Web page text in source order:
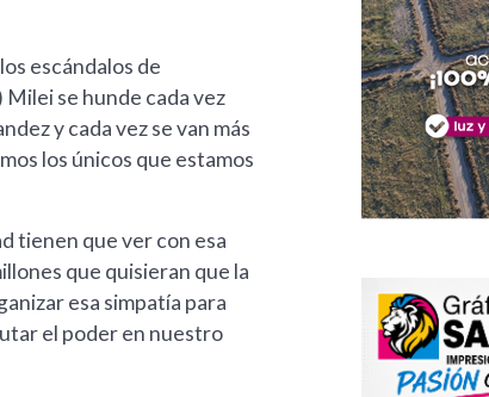
escándalos de
se hunde cada vez
y cada vez se van más
los únicos que estamos
tienen que ver con esa
que quisieran que la
esa simpatía para
el poder en nuestro